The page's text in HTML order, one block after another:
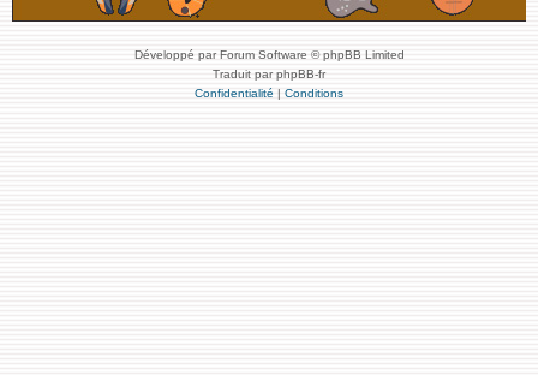
Développé par Forum Software © phpBB Limited
Traduit par phpBB-fr
Confidentialité | Conditions